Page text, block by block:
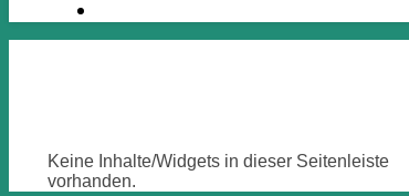
Keine Inhalte/Widgets in dieser Seitenleiste
vorhanden.